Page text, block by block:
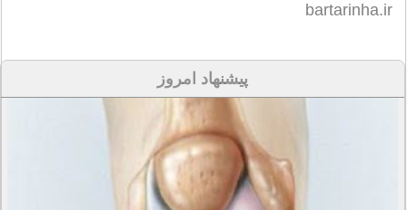
bartarinha.ir
پیشنهاد امروز